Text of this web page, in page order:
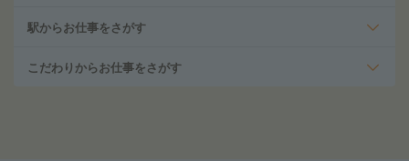
駅からお仕事をさがす
こだわりからお仕事をさがす